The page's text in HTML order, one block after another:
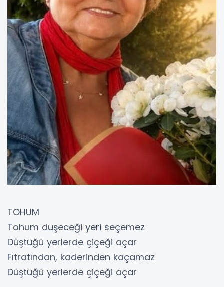
TOHUM
Tohum düşeceği yeri seçemez
Düştüğü yerlerde çiçeği açar
Fıtratından, kaderinden kaçamaz
Düştüğü yerlerde çiçeği açar